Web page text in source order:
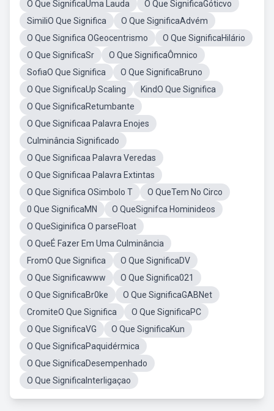
O Que SignificaUma Lauda
O Que SignificaGóticvo
SimiliO Que Significa
O Que SignificaAdvém
O Que Significa OGeocentrismo
O Que SignificaHilário
O Que SignificaSr
O Que SignificaÔmnico
SofiaO Que Significa
O Que SignificaBruno
O Que SignificaUp Scaling
KindO Que Significa
O Que SignificaRetumbante
O Que Significaa Palavra Enojes
Culminância Significado
O Que Significaa Palavra Veredas
O Que Significaa Palavra Extintas
O Que Significa OSimbolo T
O QueTem No Circo
0 Que SignificaMN
O QueSignifca Hominideos
O QueSiginifica O parseFloat
O QueÉ Fazer Em Uma Culminância
FromO Que Significa
O Que SignificaDV
O Que Significawww
O Que Significa021
O Que SignificaBr0ke
O Que SignificaGABNet
CromiteO Que Significa
O Que SignificaPC
O Que SignificaVG
O Que SignificaKun
O Que SignificaPaquidérmica
O Que SignificaDesempenhado
O Que SignificaInterligaçao